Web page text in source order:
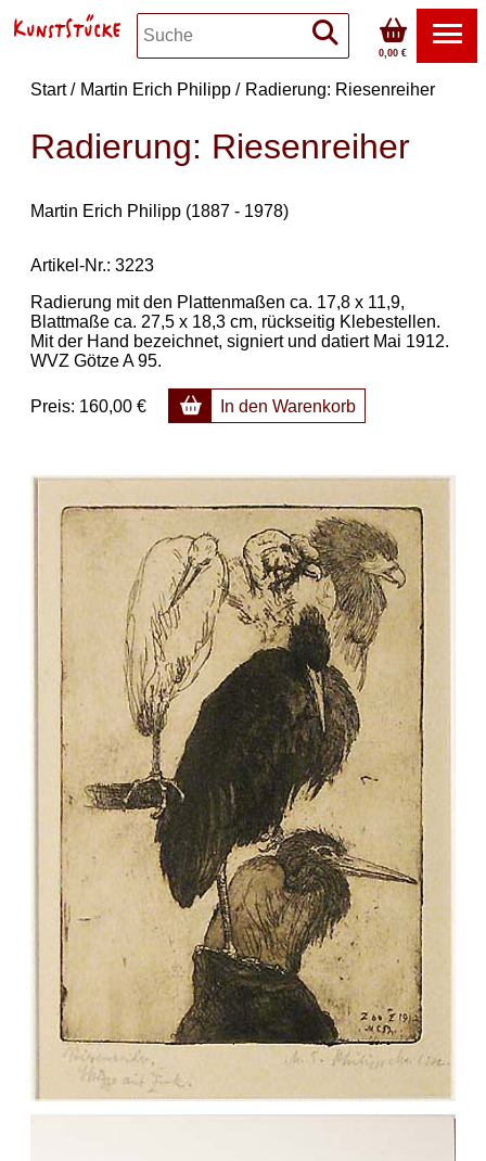
0,00 €
Start Martin Erich Philipp Radierung: Riesenreiher
Radierung: Riesenreiher
Martin Erich Philipp (1887 - 1978)
Artikel-Nr.: 3223
Radierung mit den Plattenmaßen ca. 17,8 x 11,9,
Blattmaße ca. 27,5 x 18,3 cm, rückseitig Klebestellen.
Mit der Hand bezeichnet, signiert und datiert Mai 1912.
WVZ Götze A 95.
Preis: 160,00 € In den Warenkorb